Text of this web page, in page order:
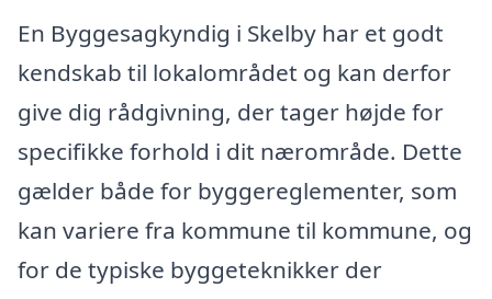
En Byggesagkyndig i Skelby har et godt
kendskab til lokalområdet og kan derfor
give dig rådgivning, der tager højde for
specifikke forhold i dit nærområde. Dette
gælder både for byggereglementer, som
kan variere fra kommune til kommune, og
for de typiske byggeteknikker der